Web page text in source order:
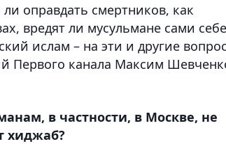
оправдать смертников, как
вредят ли мусульмане сами
ислам – на эти и другие
Первого канала Максим
в частности, в Москве, не
хиджаб?